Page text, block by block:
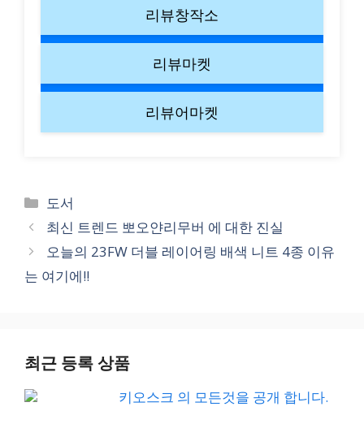
리뷰창작소
리뷰마켓
리뷰어마켓
Categories
도서
최신 트렌드 뽀오얀리무버 에 대한 진실
오늘의 23FW 더블 레이어링 배색 니트 4종 이유
는 여기에!!
최근 등록 상품
키오스크 의 모든것을 공개 합니다.